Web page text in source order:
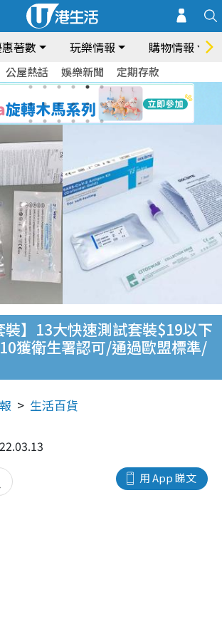
著數 玩樂情報 購物情報
公屋熱話 娛樂新聞 定期存款
裝】13大快速測試套裝$19以下
獲衛生署認可/通過歐盟標準/
生活百貨
用 App 睇文